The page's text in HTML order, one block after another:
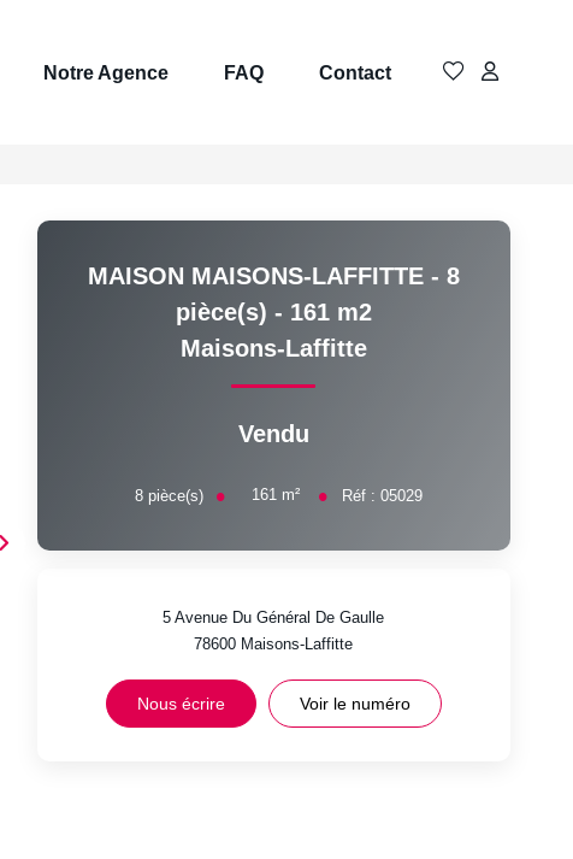
Notre Agence FAQ Contact
MAISON MAISONS-LAFFITTE - 8
pièce(s) - 161 m2
Maisons-Laffitte
Vendu
8 pièce(s) 161 m² Réf : 05029
5 Avenue Du Général De Gaulle
78600 Maisons-Laffitte
Nous écrire Voir le numéro